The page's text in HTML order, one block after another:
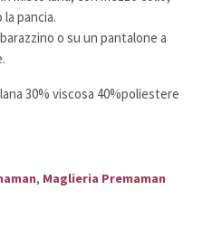
pancia.
o su un pantalone a
30% viscosa 40%poliestere
, Maglieria Premaman